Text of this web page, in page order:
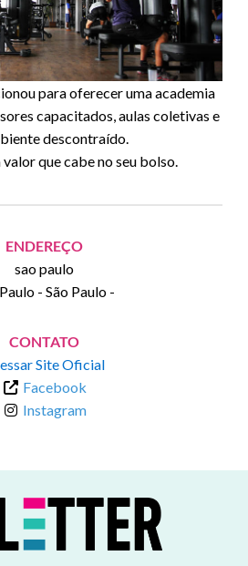
para oferecer uma academia
capacitados, aulas coletivas e
descontraído.
que cabe no seu bolso.
ENDEREÇO
sao paulo
- São Paulo-
CONTATO
Site Oficial
Facebook
Instagram